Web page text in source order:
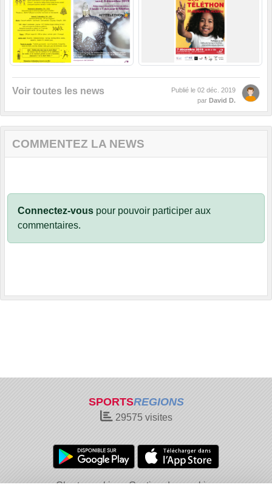
Voir toutes les news Publié le 02 déc. 2019
par David D.
COMMENTEZ LA NEWS
Connectez-vous pour pouvoir participer aux
commentaires.
SPORTSREGIONS
29575visites
Charte cookies Gestion des cookies